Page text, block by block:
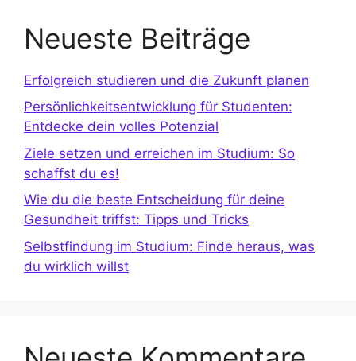
Neueste Beiträge
Erfolgreich studieren und die Zukunft planen
Persönlichkeitsentwicklung für Studenten:
Entdecke dein volles Potenzial
Ziele setzen und erreichen im Studium: So
schaffst du es!
Wie du die beste Entscheidung für deine
Gesundheit triffst: Tipps und Tricks
Selbstfindung im Studium: Finde heraus, was
du wirklich willst